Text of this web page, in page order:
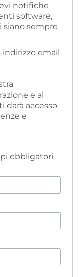
notifiche
software,
sempre
indirizzo email
e al
darà accesso
e
obbligatori